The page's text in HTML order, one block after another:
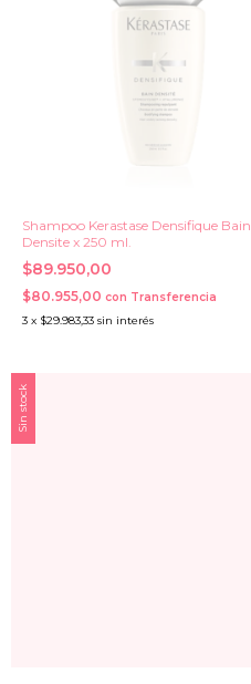
Shampoo Kerastase Densifique Bain
Densite x 250 ml.
$89.950,00
$80.955,00 con Transferencia
3 x $29.983,33 sin interés
Sin stock